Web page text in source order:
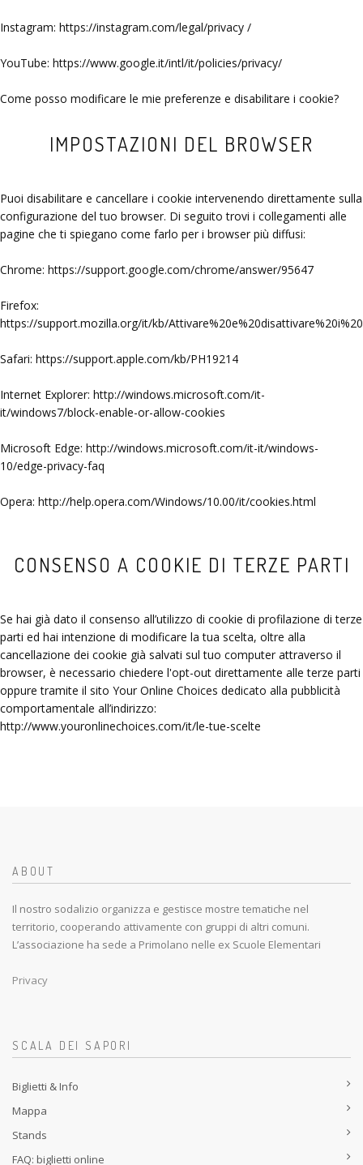
Instagram: https://instagram.com/legal/privacy /
YouTube: https://www.google.it/intl/it/policies/privacy/
Come posso modificare le mie preferenze e disabilitare i cookie?
IMPOSTAZIONI DEL BROWSER
Puoi disabilitare e cancellare i cookie intervenendo direttamente sulla
configurazione del tuo browser. Di seguito trovi i collegamenti alle
pagine che ti spiegano come farlo per i browser più diffusi:
Chrome: https://support.google.com/chrome/answer/95647
Firefox:
https://support.mozilla.org/it/kb/
Safari: https://support.apple.com/kb/PH19214
Internet Explorer: http://windows.microsoft.com/it-
it/windows7/block-enable-or-allow-cookies
Microsoft Edge: http://windows.microsoft.com/it-it/windows-
10/edge-privacy-faq
Opera: http://help.opera.com/Windows/10.00/it/cookies.html
CONSENSO A COOKIE DI TERZE PARTI
Se hai già dato il consenso all’utilizzo di cookie di profilazione di terze
parti ed hai intenzione di modificare la tua scelta, oltre alla
cancellazione dei cookie già salvati sul tuo computer attraverso il
browser, è necessario chiedere l'opt-out direttamente alle terze parti
oppure tramite il sito Your Online Choices dedicato alla pubblicità
comportamentale all’indirizzo:
http://www.youronlinechoices.com/it/le-tue-scelte
ABOUT
Il nostro sodalizio organizza e gestisce mostre tematiche nel
territorio, cooperando attivamente con gruppi di altri comuni.
L’associazione ha sede a Primolano nelle ex Scuole Elementari
Privacy
SCALA DEI SAPORI
Biglietti & Info
Mappa
Stands
FAQ: biglietti online